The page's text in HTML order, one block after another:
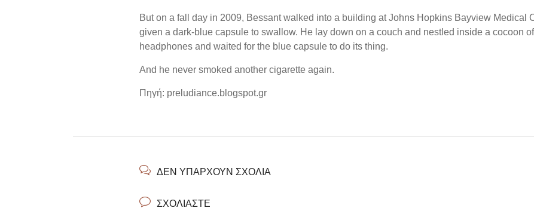
But on a fall day in 2009, Bessant walked into a building at Johns Hopkins Bayview Medical
given a dark-blue capsule to swallow. He lay down on a couch and nestled inside a cocoon
headphones and waited for the blue capsule to do its thing.
And he never smoked another cigarette again.
Πηγή: preludiance.blogspot.gr
ΔΕΝ ΥΠΆΡΧΟΥΝ ΣΧΌΛΙΑ
ΣΧΟΛΙΆΣΤΕ